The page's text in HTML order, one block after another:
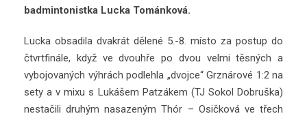
badmintonistka Lucka Tománková.
Lucka obsadila dvakrát dělené 5.-8. místo za postup do
čtvrtfinále, když ve dvouhře po dvou velmi těsných a
vybojovaných výhrách podlehla „dvojce“ Grznárové 1:2 na
sety a v mixu s Lukášem Patzákem (TJ Sokol Dobruška)
nestačili druhým nasazeným Thór – Osičková ve třech